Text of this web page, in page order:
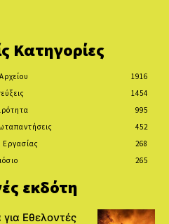
Κατηγορίες
1916
1454
995
452
268
265
εκδότη
Εθελοντές